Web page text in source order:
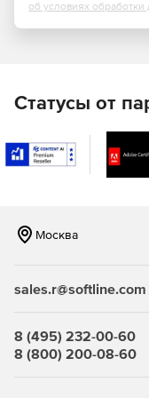
сети.
выбранные
безопасности
будут
логичным
распределенных
об условиях обработки
Статусы от
Москва
sales.r@softline.com
8 (495) 232-00-60
8 (800) 200-08-60